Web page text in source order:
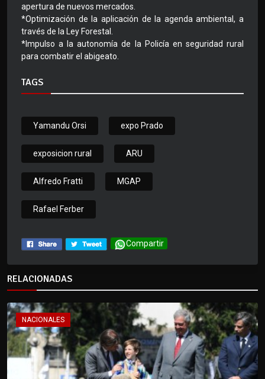
apertura de nuevos mercados.
*Optimización de la aplicación de la agenda ambiental, a
través de la Ley Forestal.
*Impulso a la autonomía de la Policía en seguridad rural
para combatir el abigeato.
TAGS
Yamandu Orsi expo Prado
exposicion rural ARU
Alfredo Fratti MGAP
Rafael Ferber
Compartir
RELACIONADAS
NACIONALES